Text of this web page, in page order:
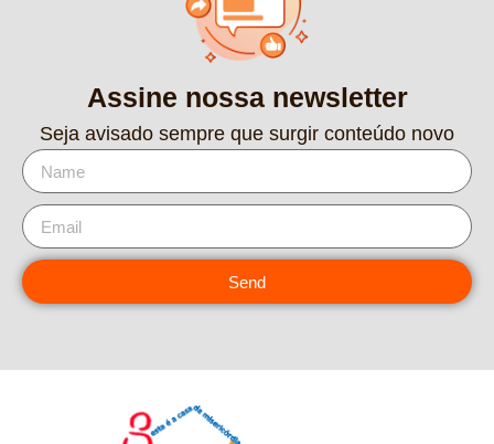
Assine nossa newsletter
Seja avisado sempre que surgir conteúdo novo
Send